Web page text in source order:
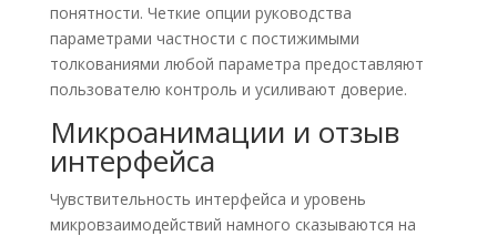
понятности. Четкие опции руководства
параметрами частности с постижимыми
толкованиями любой параметра предоставляют
пользователю контроль и усиливают доверие.
Микроанимации и отзыв
интерфейса
Чувствительность интерфейса и уровень
микровзаимодействий намного сказываются на